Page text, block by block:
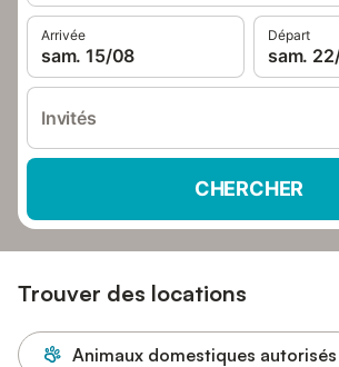
Arrivée
sam. 15/08
Départ
sam.
Invités
CHERCHER
Trouver des locations
Animaux domestiques autorisés